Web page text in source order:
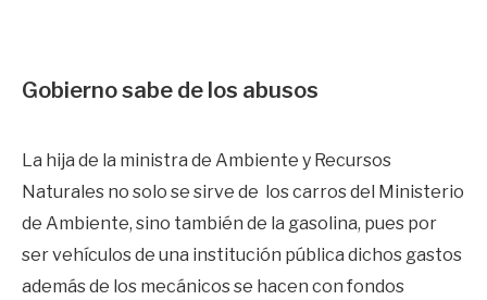
Gobierno sabe de los abusos
La hija de la ministra de Ambiente y Recursos
Naturales no solo se sirve de los carros del Ministerio
de Ambiente, sino también de la gasolina, pues por
ser vehículos de una institución pública dichos gastos
además de los mecánicos se hacen con fondos